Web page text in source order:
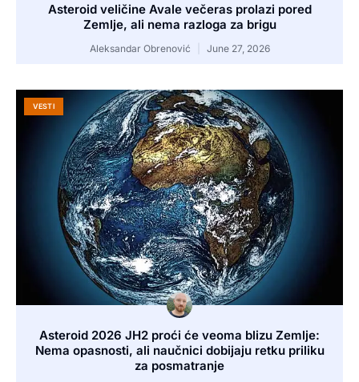
Asteroid veličine Avale večeras prolazi pored
Zemlje, ali nema razloga za brigu
Aleksandar Obrenović June 27, 2026
VESTI
Asteroid 2026 JH2 proći će veoma blizu Zemlje:
Nema opasnosti, ali naučnici dobijaju retku priliku
za posmatranje